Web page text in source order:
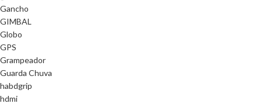
Gancho
GIMBAL
Globo
GPS
Grampeador
Guarda Chuva
habdgrip
hdmi